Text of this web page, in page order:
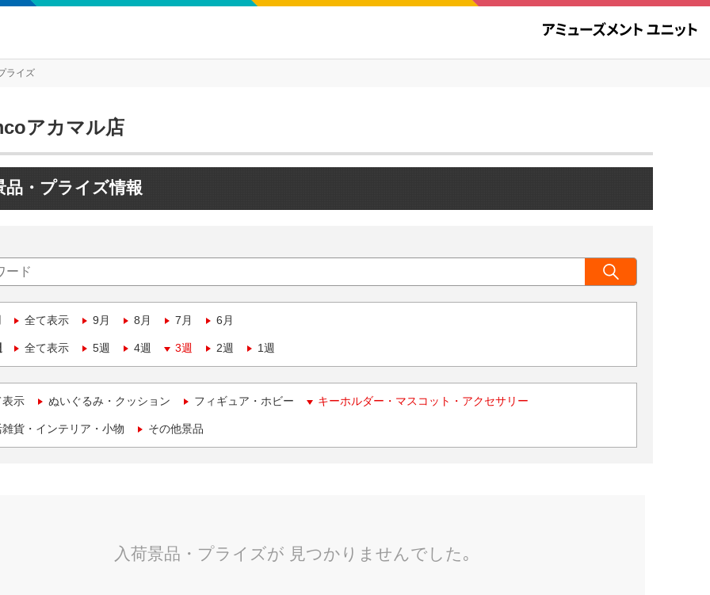
ライズ
アカマル店
品・プライズ情報
全て表示 9月 8月 7月 6月
全て表示 5週 4週 3週 2週 1週
表示 ぬいぐるみ・クッション フィギュア・ホビー キーホルダー・マスコット・アクセサリー
貨・インテリア・小物 その他景品